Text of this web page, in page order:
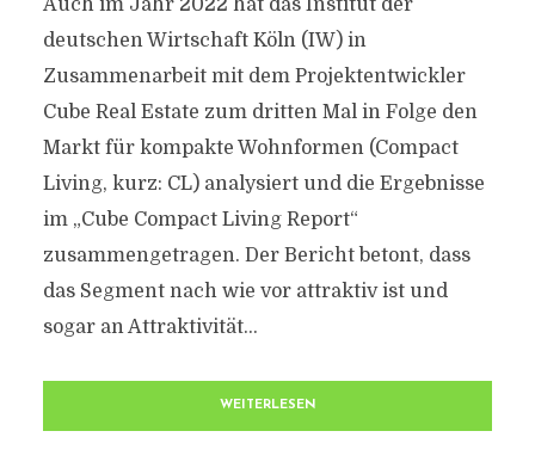
Auch im Jahr 2022 hat das Institut der
deutschen Wirtschaft Köln (IW) in
Zusammenarbeit mit dem Projektentwickler
Cube Real Estate zum dritten Mal in Folge den
Markt für kompakte Wohnformen (Compact
Living, kurz: CL) analysiert und die Ergebnisse
im „Cube Compact Living Report“
zusammengetragen. Der Bericht betont, dass
das Segment nach wie vor attraktiv ist und
sogar an Attraktivität...
WEITERLESEN